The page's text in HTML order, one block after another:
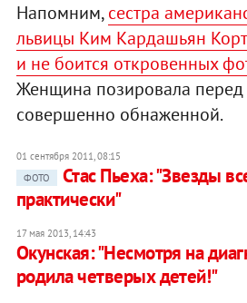
Напомним,сестра
львицы Ким Кардашьян
и не боится откровенных
Женщина позировала
совершенно обнаженной.
01 сентября 2011, 08:15
ФОТО
Стас Пьеха: "Звезды
практически"
17 мая 2013, 14:43
Окунская: "Несмотря на
родила четверых детей!"